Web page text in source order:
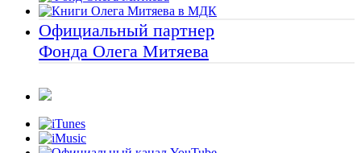
Официальный партнер
Фонда Олега Митяева